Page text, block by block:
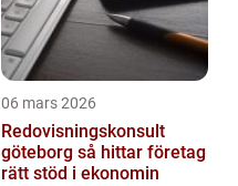
06 mars 2026
Redovisningskonsult
göteborg så hittar företag
rätt stöd i ekonomin